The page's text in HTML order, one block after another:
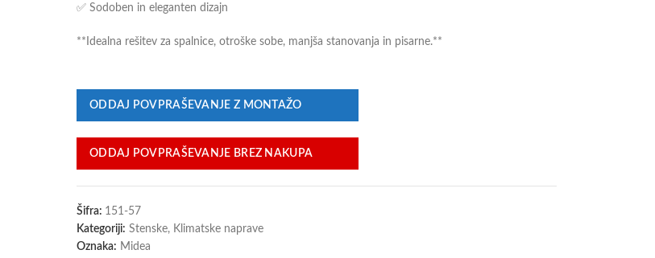
✅ Sodoben in eleganten dizajn
**Idealna rešitev za spalnice, otroške sobe, manjša stanovanja in pisarne.**
ODDAJ POVPRAŠEVANJE Z MONTAŽO
ODDAJ POVPRAŠEVANJE BREZ NAKUPA
Šifra: 151-57
Kategoriji: Stenske, Klimatske naprave
Oznaka: Midea